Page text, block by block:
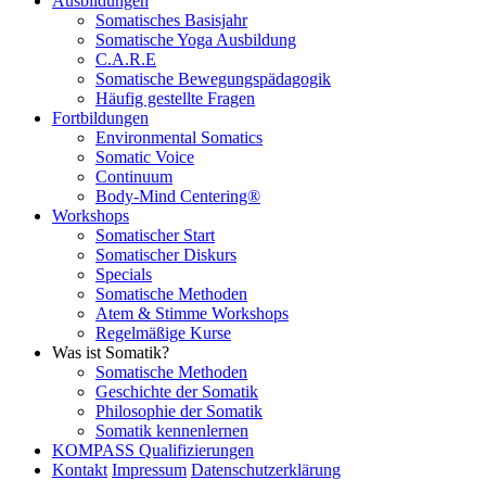
Somatisches Basisjahr
Somatische Yoga Ausbildung
C.A.R.E
Somatische Bewegungspädagogik
Häufig gestellte Fragen
Fortbildungen
Environmental Somatics
Somatic Voice
Continuum
Body-Mind Centering®
Workshops
Somatischer Start
Somatischer Diskurs
Specials
Somatische Methoden
Atem & Stimme Workshops
Regelmäßige Kurse
Was ist Somatik?
Somatische Methoden
Geschichte der Somatik
Philosophie der Somatik
Somatik kennenlernen
KOMPASS Qualifizierungen
Kontakt Impressum Datenschutzerklärung